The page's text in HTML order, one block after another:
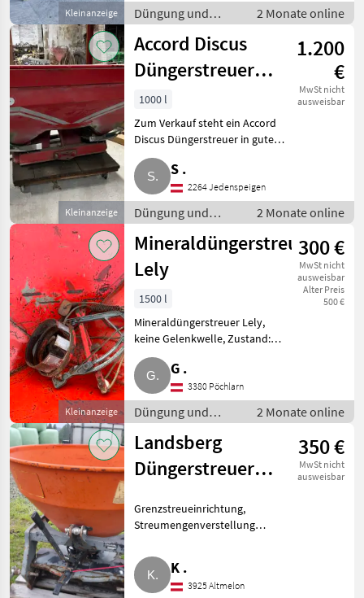
Kleinanzeige
Mineraldüngerst
Düngung und
Beregnung /
Mineraldüngerstreuer/Wiegestreuer
2 Monate online
Kleinanzeige
Accord Discus
Düngerstreuer
Discus
1.200
€
MwSt nicht
ausweisbar
1000 l
Zum Verkauf steht ein Accord
Discus Düngerstreuer in gutem,
funktionstüchtigem Zustand.
Fabrikat: Accord Discus,
Füllvolumen: ca. 1.100 l,
Gelenkwelle inkl., sehr le
S .
2264 Jedenspeigen
Düngung und
Beregnung /
Mineraldüngerstreuer/Wiegestreuer
2 Monate online
Kleinanzeige
Mineraldüngerstreuer
Lely
300 €
MwSt nicht
ausweisbar
Alter Preis
500 €
1500 l
Mineraldüngerstreuer Lely,
keine Gelenkwelle, Zustand:
siehe Fotos. Düngung und
Beregnung
Mineraldüngerstreuer/Wiegestreuer
G .
3380 Pöchlarn
Düngung und
Beregnung /
Mineraldüngerstreuer/Wiegestreuer
2 Monate online
Landsberg
Düngerstreuer
350 €
MwSt nicht
ausweisbar
Grenzstreueinrichtung,
Streumengenverstellung
mit 600 kg Fassungsvermögen,
reparaturbedürftig. Düngung
und Beregnung
K .
3925 Altmelon